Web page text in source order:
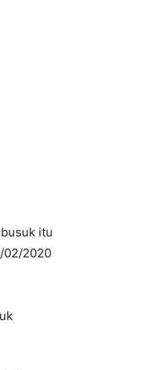
itu
02/2020